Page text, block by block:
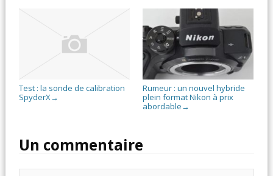
Test : la sonde de calibration
SpyderX →
Rumeur : un nouvel hybride
plein format Nikon à prix
abordable →
Un commentaire